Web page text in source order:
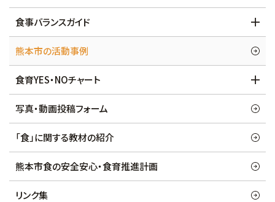
食事バランスガイド
熊本市の活動事例
食育YES・NOチャート
写真・動画投稿フォーム
「食」に関する教材の紹介
熊本市食の安全安心・食育推進計画
リンク集